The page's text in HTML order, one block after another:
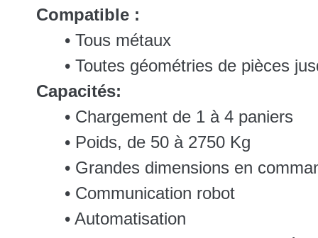
Compatible :
• Tous métaux
• Toutes géométries de pièces
Capacités:
• Chargement de 1 à 4 paniers
• Poids, de 50 à 2750 Kg
• Grandes dimensions en
• Communication robot
• Automatisation